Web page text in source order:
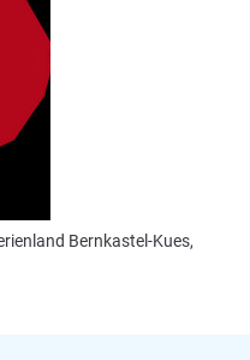
Bernkastel-Kues,